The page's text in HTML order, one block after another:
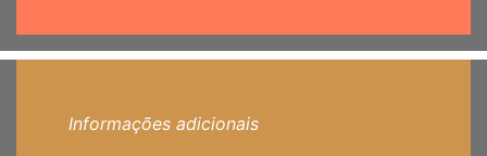
Informações adicionais